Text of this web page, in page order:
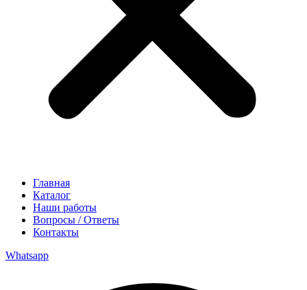
Главная
Каталог
Наши работы
Вопросы / Ответы
Контакты
Whatsapp